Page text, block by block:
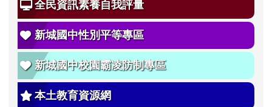
全民資訊素養自我評量
新城國中性別平等專區
新城國中校園霸凌防制專區
本土教育資源網